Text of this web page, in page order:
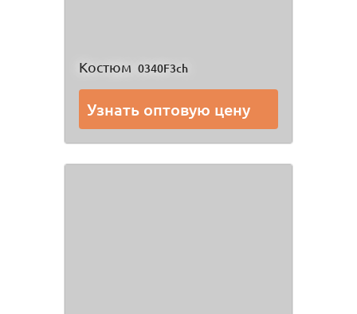
Костюм 0340F3ch
Узнать оптовую цену